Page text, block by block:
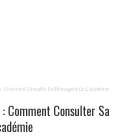
: Comment Consulter Sa Messagerie De L’académie
Comment Consulter Sa